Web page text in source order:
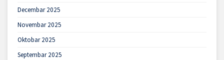
Decembar 2025
Novembar 2025
Oktobar 2025
Septembar 2025